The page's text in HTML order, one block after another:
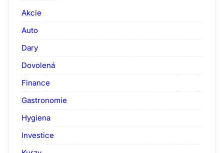
Akcie
Auto
Dary
Dovolená
Finance
Gastronomie
Hygiena
Investice